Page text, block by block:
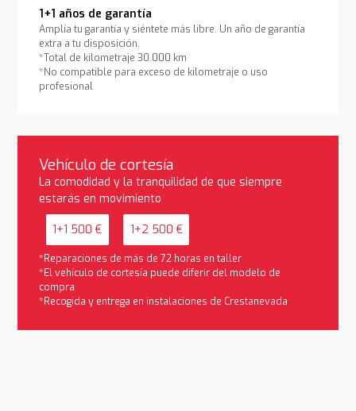
1+1 años de garantía
Amplía tu garantía y siéntete más libre. Un año de garantía
extra a tu disposición.
*Total de kilometraje 30.000 km
*No compatible para exceso de kilometraje o uso
profesional
Vehículo de cortesía
La comodidad y la tranquilidad de que siempre
estarás en movimiento
1+1 500 € 1+2 500 €
*Reparaciones de más de 72 horas en taller
*El vehículo de cortesía puede diferir del modelo de
compra
*Recogida y entrega en instalaciones de Crestanevada